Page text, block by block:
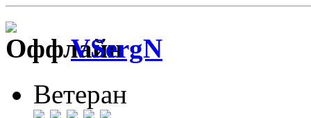
VSergN
Ветеран